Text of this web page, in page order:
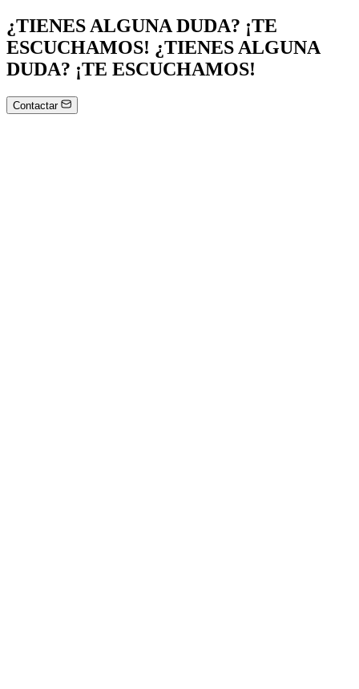
¿TIENES ALGUNA DUDA? ¡TE
ESCUCHAMOS! ¿TIENES ALGUNA
DUDA? ¡TE ESCUCHAMOS!
Contactar